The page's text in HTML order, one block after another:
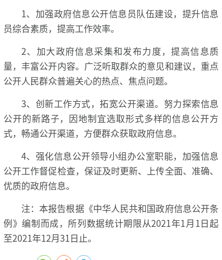
1、加强政府信息公开信息员队伍建设，提升信息
员综合素质，提高工作效率。
2、加大政府信息采集和发布力度，提高信息质
量，丰富公开内容。广泛听取群众的意见和建议，重点
公开人民群众普遍关心的热点、焦点问题。
3、创新工作方式，拓宽公开渠道。努力探索信息
公开的新路子，因地制宜选取形式多样的信息公开方
式，畅通公开渠道，方便群众获取政府信息。
4、强化信息公开领导小组办公室职能，加强信息
公开工作督促检查，保证及时更新、上传全面、准确、
优质的政府信息。
注：本报告根据《中华人民共和国政府信息公开条
例》编制而成，所列数据统计期限从2021年1月1日起
至2021年12月31日止。